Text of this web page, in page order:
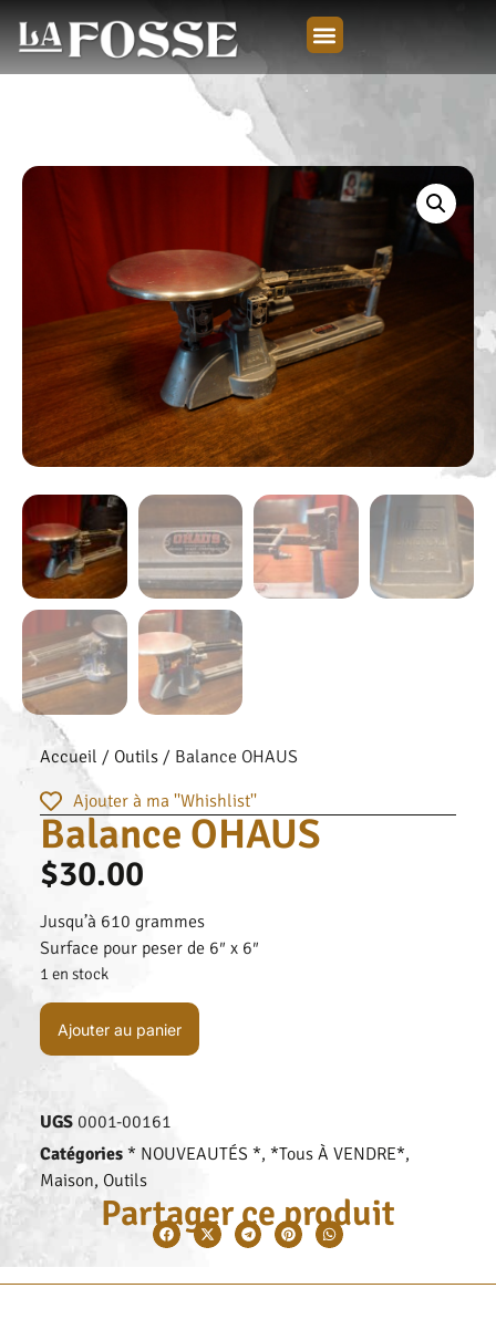
Accueil / Outils / Balance OHAUS
Ajouter à ma ''Whishlist''
Balance OHAUS
$30.00
Jusqu’à 610 grammes
Surface pour peser de 6″ x 6″
1 en stock
Ajouter au panier
UGS 0001-00161
Catégories * NOUVEAUTÉS *, *Tous À VENDRE*,
Maison, Outils
Partager ce produit